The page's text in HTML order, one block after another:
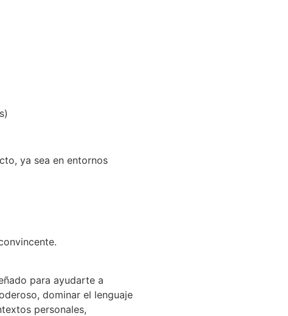
ya sea en entornos
para ayudarte a
dominar el lenguaje
personales,